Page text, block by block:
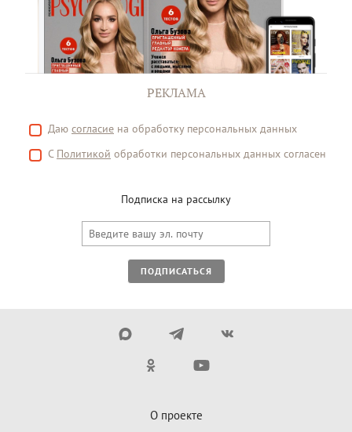
РЕКЛАМА
Даю согласие на обработку персональных данных
С Политикой обработки персональных данных согласен
Подписка на рассылку
ПОДПИСАТЬСЯ
О проекте